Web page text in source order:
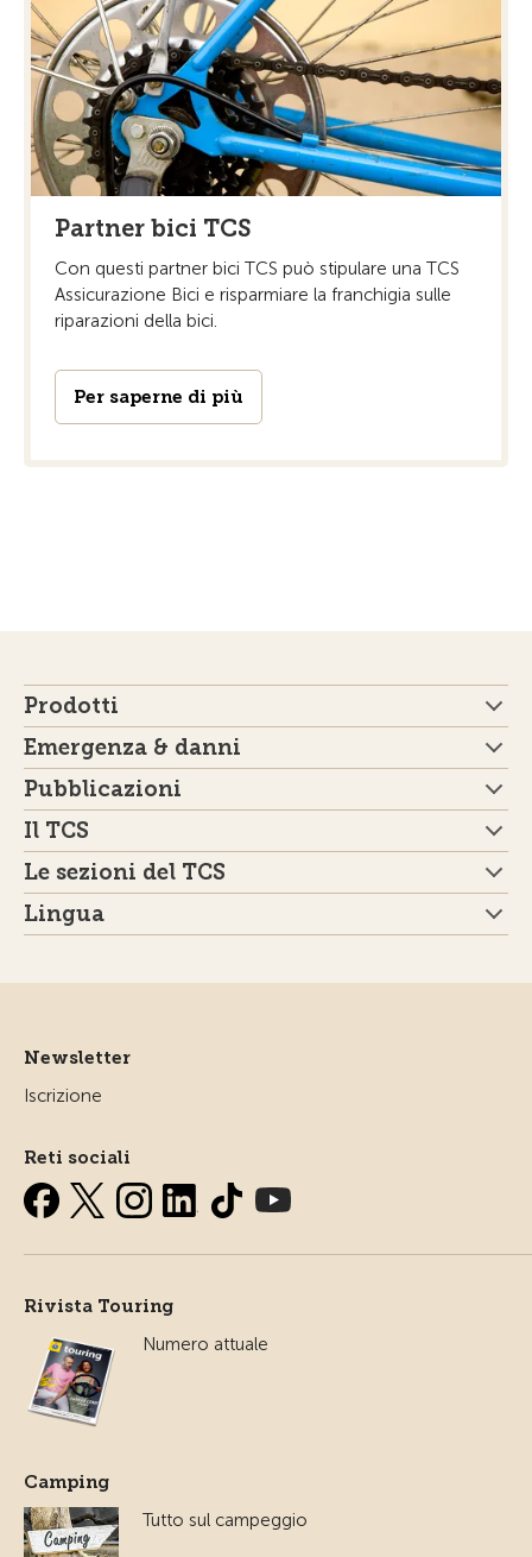
Partner bici TCS
Con questi partner bici TCS può stipulare una TCS
Assicurazione Bici e risparmiare la franchigia sulle
riparazioni della bici.
Per saperne di più
Prodotti
Emergenza & danni
Pubblicazioni
Il TCS
Le sezioni del TCS
Lingua
Newsletter
Iscrizione
Reti sociali
Rivista Touring
Numero attuale
Camping
Tutto sul campeggio